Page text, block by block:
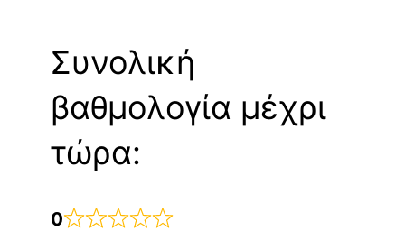
Συνολική
βαθμολογία μέχρι
τώρα:
0